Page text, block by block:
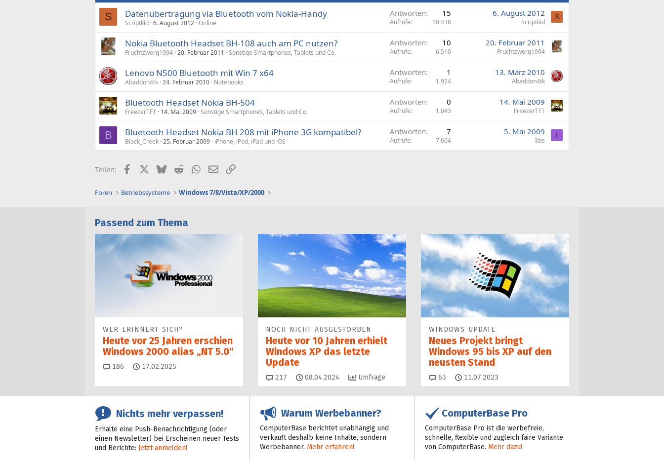
S Datenübertragung via Bluetooth vom Nokia-Handy
Scriptkid 6. August 2012 Online
Antworten 15
Aufrufe 10.438
6. August 2012
Scriptkid
S
Nokia Bluetooth Headset BH-108 auch am PC nutzen?
Fruchtzwerg1994 20. Februar 2011 Sonstige Smartphones, Tablets und Co.
Antworten 10
Aufrufe 6.510
20. Februar 2011
Fruchtzwerg1994
Lenovo N500 Bluetooth mit Win 7 x64
Abaddon4tk 24. Februar 2010 Notebooks
Antworten 1
Aufrufe 1.924
13. März 2010
Abaddon4tk
Bluetooth Headset Nokia BH-504
FreezerTFT 14. Mai 2009 Sonstige Smartphones, Tablets und Co.
Antworten 0
Aufrufe 1.043
14. Mai 2009
FreezerTFT
B Bluetooth Headset Nokia BH 208 mit iPhone 3G kompatibel?
Black_Creek 25. Februar 2009 iPhone, iPod, iPad und iOS
Antworten 7
Aufrufe 7.664
5. Mai 2009
Idis
I
Teilen: FacebookX (Twitter)
BlueskyRedditWhatsApp
E-MailLink
Foren Betriebssysteme Windows 7/8/Vista/XP/2000
Passend zum Thema
WER ERINNERT SICH?
Heute vor 25 Jahren erschien
Windows 2000 alias „NT 5.0“
186 Kommentare
17.02.2025
NOCH NICHT AUSGESTORBEN
Heute vor 10 Jahren erhielt
Windows XP das letzte
Update
217 Kommentare
08.04.2024 Umfrage
WINDOWS UPDATE
Neues Projekt bringt
Windows 95 bis XP auf den
neusten Stand
63 Kommentare
11.07.2023
Nichts mehr verpassen!
Erhalte eine Push-Benachrichtigung (oder
einen Newsletter) bei Erscheinen neuer Tests
und Berichte: Jetzt anmelden!
Warum Werbebanner?
ComputerBase berichtet unabhängig und
verkauft deshalb keine Inhalte, sondern
Werbebanner. Mehr erfahren!
ComputerBase Pro
ComputerBase Pro ist die werbefreie,
schnelle, flexible und zugleich faire Variante
von ComputerBase. Mehr dazu!